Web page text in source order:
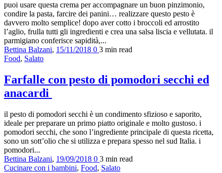
puoi usare questa crema per accompagnare un buon pinzimonio,
condire la pasta, farcire dei panini… realizzare questo pesto è
davvero molto semplice! dopo aver cotto i broccoli ed arrostito
l’aglio, frulla tutti gli ingredienti e crea una salsa liscia e vellutata. il
parmigiano conferisce sapidità,...
Bettina Balzani, 15/11/2018 0 3 min read
Food, Salato
Farfalle con pesto di pomodori secchi ed
anacardi
il pesto di pomodori secchi è un condimento sfizioso e saporito,
ideale per preparare un primo piatto originale e molto gustoso. i
pomodori secchi, che sono l’ingrediente principale di questa ricetta,
sono un sott’olio che si utilizza e prepara spesso nel sud Italia. i
pomodori...
Bettina Balzani, 19/09/2018 0 3 min read
Cucinare con i bambini, Food, Salato